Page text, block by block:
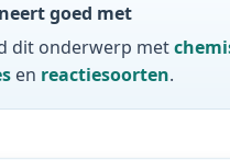
goed met
dit onderwerp met
en reactiesoorten.